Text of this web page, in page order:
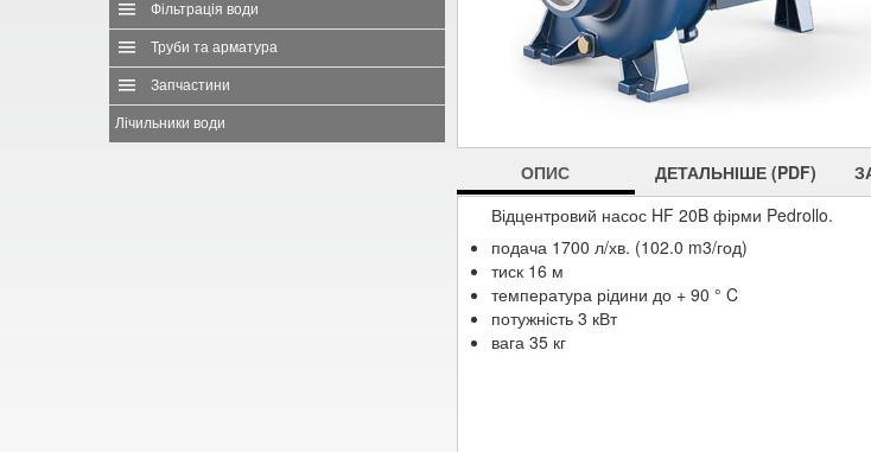
Фільтрація води
Труби та арматура
Запчастини
Лічильники води
ОПИС ДЕТАЛЬНІШЕ (PDF)
Відцентровий насос HF 20B фірми Pedrollo.
подача 1700 л/хв. (102.0 m3/год)
тиск16 м
температура рідини до + 90 ° C
потужність 3 кВт
вага 35 кг